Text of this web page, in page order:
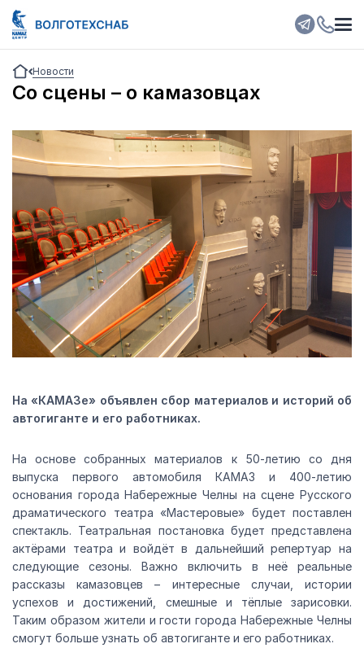
Новости
Со сцены – о камазовцах
На «КАМАЗе» объявлен сбор материалов и историй об
автогиганте и его работниках.
На основе собранных материалов к 50-летию со дня
выпуска первого автомобиля КАМАЗ и 400-летию
основания города Набережные Челны на сцене Русского
драматического театра «Мастеровые» будет поставлен
спектакль. Театральная постановка будет представлена
актёрами театра и войдёт в дальнейший репертуар на
следующие сезоны. Важно включить в неё реальные
рассказы камазовцев – интересные случаи, истории
успехов и достижений, смешные и тёплые зарисовки.
Таким образом жители и гости города Набережные Челны
смогут больше узнать об автогиганте и его работниках.